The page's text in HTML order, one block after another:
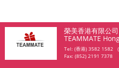
榮美香港有限公司
TEAMMATE
Tel: (香港) 3582 1582
Fax: (852) 2191 7378